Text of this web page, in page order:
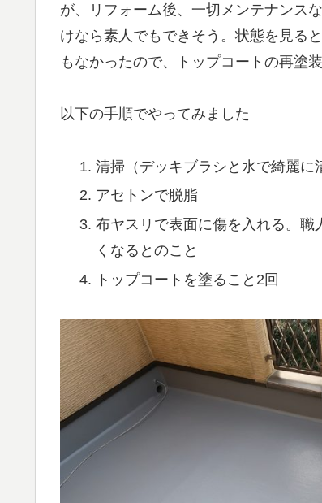
が、リフォーム後、一切メンテナンス
けなら素人でもできそう。状態を見る
もなかったので、トップコートの再塗
以下の手順でやってみました
清掃（デッキブラシと水で綺麗に
アセトンで脱脂
布ヤスリで表面に傷を入れる。職
くなるとのこと
トップコートを塗ること2回